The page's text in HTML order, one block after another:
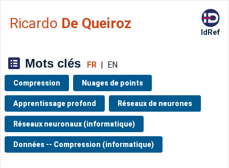
Ricardo De Queiroz
IdRef
Mots clés FR | EN
Compression Nuages de points
Apprentissage profond Réseaux de neurones
Réseaux neuronaux (informatique)
Données -- Compression (informatique)